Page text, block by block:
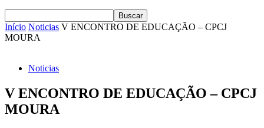
Início Noticias V ENCONTRO DE EDUCAÇÃO – CPCJ
MOURA
Noticias
V ENCONTRO DE EDUCAÇÃO – CPCJ
MOURA